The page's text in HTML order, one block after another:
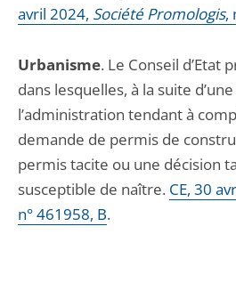
avril 2024, Société Promologis,
Urbanisme. Le Conseil d’Etat
dans lesquelles, à la suite
l’administration tendant à
demande de permis de
permis tacite ou une décision
susceptible de naître. CE, 30
n° 461958, B.